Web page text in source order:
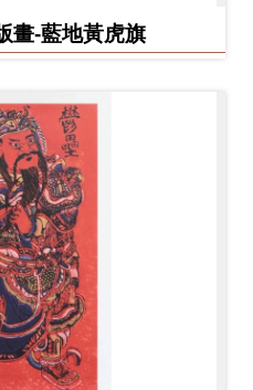
畫-藍地黃虎旗